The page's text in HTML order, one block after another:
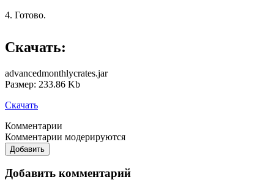
4. Готово.
Скачать:
advancedmonthlycrates.jar
Размер: 233.86 Kb
Скачать
Комментарии
Комментарии модерируются
Добавить
Добавить комментарий